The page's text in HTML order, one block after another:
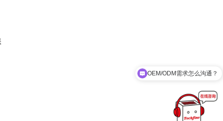
OEM/ODM需求怎么沟通？